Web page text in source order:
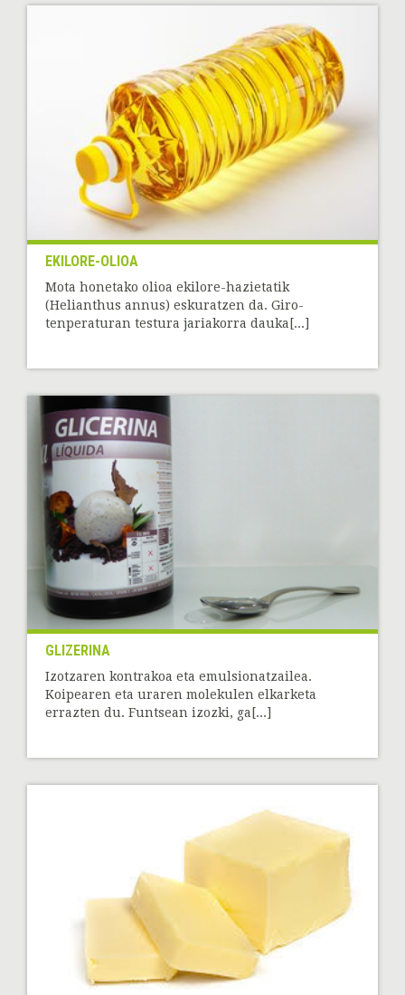
EKILORE-OLIOA
Mota honetako olioa ekilore-hazietatik
(Helianthus annus) eskuratzen da. Giro-
tenperaturan testura jariakorra dauka[...]
GLIZERINA
Izotzaren kontrakoa eta emulsionatzailea.
Koipearen eta uraren molekulen elkarketa
errazten du. Funtsean izozki, ga[...]